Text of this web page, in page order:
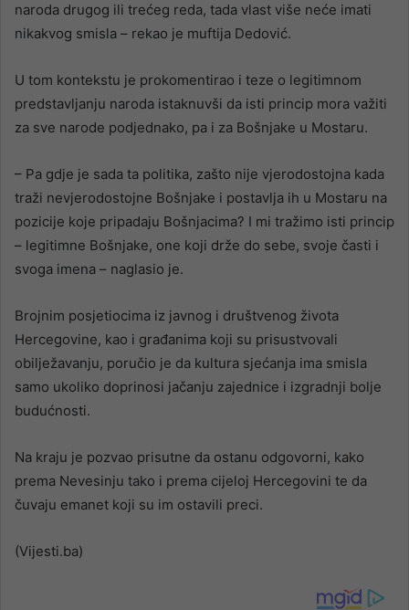
naroda drugog ili trećeg reda, tada vlast više neće imati
nikakvog smisla – rekao je muftija Dedović.
U tom kontekstu je prokomentirao i teze o legitimnom
predstavljanju naroda istaknuvši da isti princip mora važiti
za sve narode podjednako, pa i za Bošnjake u Mostaru.
– Pa gdje je sada ta politika, zašto nije vjerodostojna kada
traži nevjerodostojne Bošnjake i postavlja ih u Mostaru na
pozicije koje pripadaju Bošnjacima? I mi tražimo isti princip
– legitimne Bošnjake, one koji drže do sebe, svoje časti i
svoga imena – naglasio je.
Brojnim posjetiocima iz javnog i društvenog života
Hercegovine, kao i građanima koji su prisustvovali
obilježavanju, poručio je da kultura sjećanja ima smisla
samo ukoliko doprinosi jačanju zajednice i izgradnji bolje
budućnosti.
Na kraju je pozvao prisutne da ostanu odgovorni, kako
prema Nevesinju tako i prema cijeloj Hercegovini te da
čuvaju emanet koji su im ostavili preci.
(Vijesti.ba)